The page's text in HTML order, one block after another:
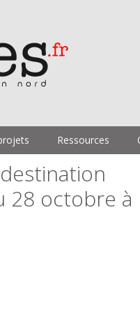
Ressources
28 octobre à